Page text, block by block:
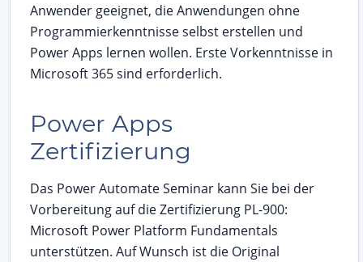
Anwender geeignet, die Anwendungen ohne
Programmierkenntnisse selbst erstellen und
Power Apps lernen wollen. Erste Vorkenntnisse in
Microsoft 365 sind erforderlich.
Power Apps
Zertifizierung
Das Power Automate Seminar kann Sie bei der
Vorbereitung auf die Zertifizierung PL-900:
Microsoft Power Platform Fundamentals
unterstützen. Auf Wunsch ist die Original